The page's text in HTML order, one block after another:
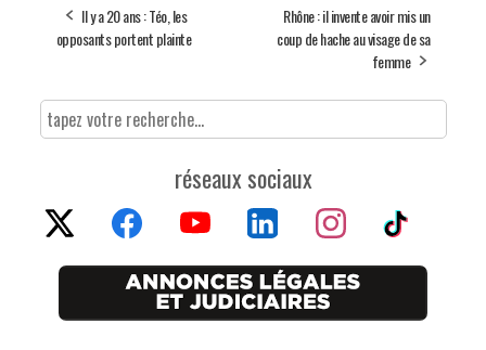
Il y a 20 ans : Téo, les
opposants portent plainte
Rhône : il invente avoir mis un
coup de hache au visage de sa
femme
réseaux sociaux